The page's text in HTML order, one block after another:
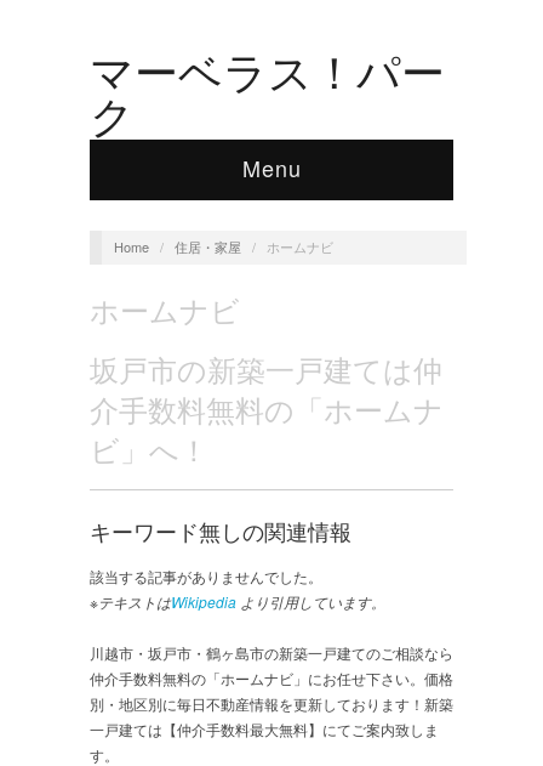
マーベラス！パー
ク
Menu
Home / 住居・家屋 / ホームナビ
ホームナビ
坂戸市の新築一戸建ては仲
介手数料無料の「ホームナ
ビ」へ！
キーワード無しの関連情報
該当する記事がありませんでした。
※テキストはWikipedia より引用しています。
川越市・坂戸市・鶴ヶ島市の新築一戸建てのご相談なら
仲介手数料無料の「ホームナビ」にお任せ下さい。価格
別・地区別に毎日不動産情報を更新しております！新築
一戸建ては【仲介手数料最大無料】にてご案内致しま
す。